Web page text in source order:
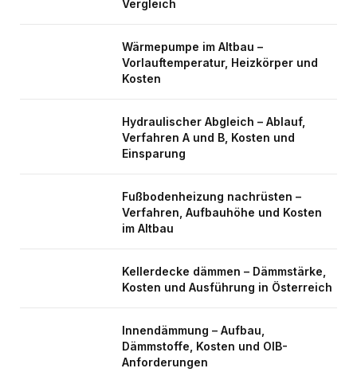
Vergleich
Wärmepumpe im Altbau –
Vorlauftemperatur, Heizkörper und
Kosten
Hydraulischer Abgleich – Ablauf,
Verfahren A und B, Kosten und
Einsparung
Fußbodenheizung nachrüsten –
Verfahren, Aufbauhöhe und Kosten
im Altbau
Kellerdecke dämmen – Dämmstärke,
Kosten und Ausführung in Österreich
Innendämmung – Aufbau,
Dämmstoffe, Kosten und OIB-
Anforderungen